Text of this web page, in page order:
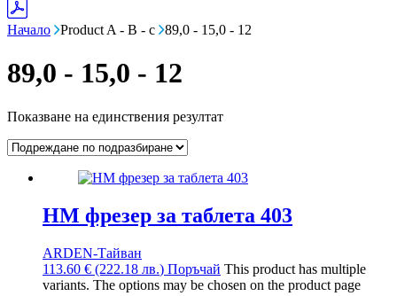
Начало Product A - B - c 89,0 - 15,0 - 12
89,0 - 15,0 - 12
Показване на единствения резултат
HM фрезер за таблета 403
ARDEN-Тайван
113.60 € (222.18 лв.) Поръчай This product has multiple
variants. The options may be chosen on the product page